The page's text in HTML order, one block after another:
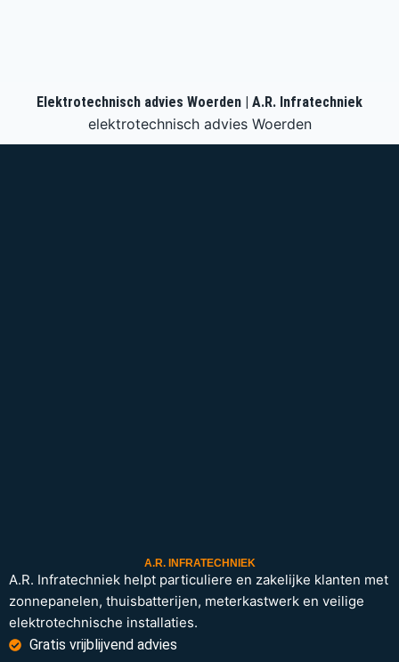
Elektrotechnisch advies Woerden | A.R. Infratechniek
elektrotechnisch advies Woerden
A.R. INFRATECHNIEK
A.R. Infratechniek helpt particuliere en zakelijke klanten met
zonnepanelen, thuisbatterijen, meterkastwerk en veilige
elektrotechnische installaties.
Gratis vrijblijvend advies